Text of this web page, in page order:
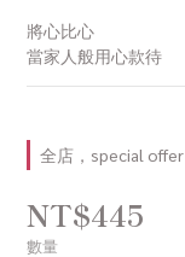
將心比心
當家人般用心款待
全店，special offer
NT$445
數量